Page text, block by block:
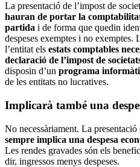
La presentació de l’impost de
hauran de portar la
partida i de forma que quedin
despeses exemptes i no
l’entitat els estats comptables
declaració de l’impost de
disposin d’un programa
de les entitats no lucratives.
Implicarà també una
No necessàriament. La presentació
sempre implica una despesa
Les rendes gravades són els
dir, ingressos menys despeses.